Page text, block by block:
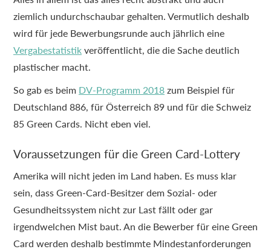
ziemlich undurchschaubar gehalten. Vermutlich deshalb
wird für jede Bewerbungsrunde auch jährlich eine
Vergabestatistikveröffentlicht, die die Sache deutlich
plastischer macht.
So gab es beim DV-Programm 2018zum Beispiel für
Deutschland 886, für Österreich 89 und für die Schweiz
85 Green Cards. Nicht eben viel.
Voraussetzungen für die Green Card-Lottery
Amerika will nicht jeden im Land haben. Es muss klar
sein, dass Green-Card-Besitzer dem Sozial- oder
Gesundheitssystem nicht zur Last fällt oder gar
irgendwelchen Mist baut. An die Bewerber für eine Green
Card werden deshalb bestimmte Mindestanforderungen